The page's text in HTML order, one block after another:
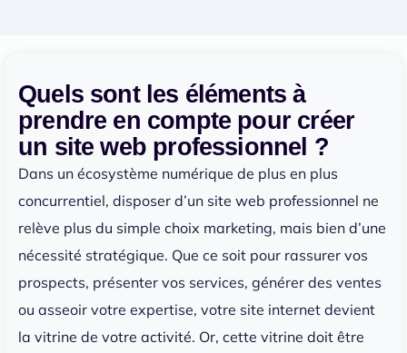
Quels sont les éléments à
prendre en compte pour créer
un site web professionnel ?
Dans un écosystème numérique de plus en plus
concurrentiel, disposer d’un site web professionnel ne
relève plus du simple choix marketing, mais bien d’une
nécessité stratégique. Que ce soit pour rassurer vos
prospects, présenter vos services, générer des ventes
ou asseoir votre expertise, votre site internet devient
la vitrine de votre activité. Or, cette vitrine doit être